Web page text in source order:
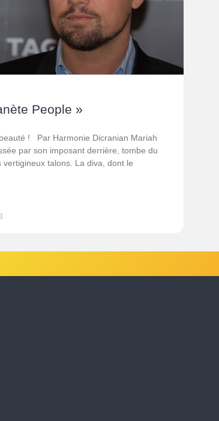
People »
! Par Harmonie Dicranian Mariah
par son imposant derrière, tombe du
vertigineux talons. La diva, dont le